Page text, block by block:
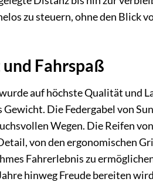
zu steuern, ohne den Blick
Fahrspaß
auf höchste Qualität und
Die Federgabel von
Wegen. Die Reifen von
von den ergonomischen
Fahrerlebnis zu
hinweg Freude bereiten